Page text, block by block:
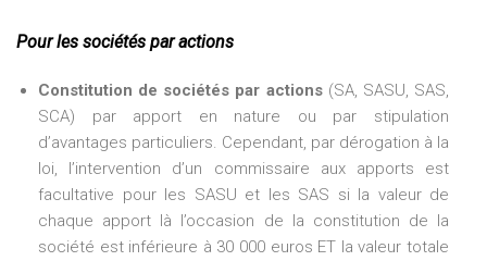
Pour les sociétés par actions
Constitution de sociétés par actions(SA, SASU, SAS,
SCA) par apport en nature ou par stipulation
d’avantages particuliers. Cependant, par dérogation à la
loi, l’intervention d’un commissaire aux apports est
facultative pour les SASU et les SAS si la valeur de
chaque apport là l’occasion de la constitution de la
société est inférieure à 30 000 euros ET la valeur totale